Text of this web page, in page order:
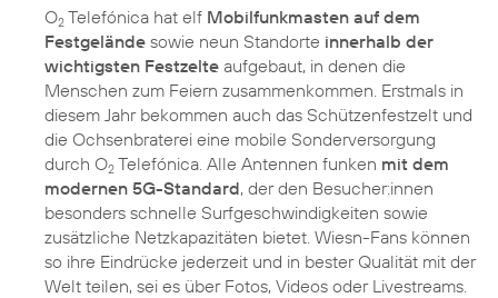
O2 Telefónica hat elf Mobilfunkmasten auf dem
Festgelände sowie neun Standorte innerhalb der
wichtigsten Festzelte aufgebaut, in denen die
Menschen zum Feiern zusammenkommen. Erstmals in
diesem Jahr bekommen auch das Schützenfestzelt und
die Ochsenbraterei eine mobile Sonderversorgung
durch O2 Telefónica. Alle Antennen funken mit dem
modernen 5G-Standard, der den Besucher:innen
besonders schnelle Surfgeschwindigkeiten sowie
zusätzliche Netzkapazitäten bietet. Wiesn-Fans können
so ihre Eindrücke jederzeit und in bester Qualität mit der
Welt teilen, sei es über Fotos, Videos oder Livestreams.